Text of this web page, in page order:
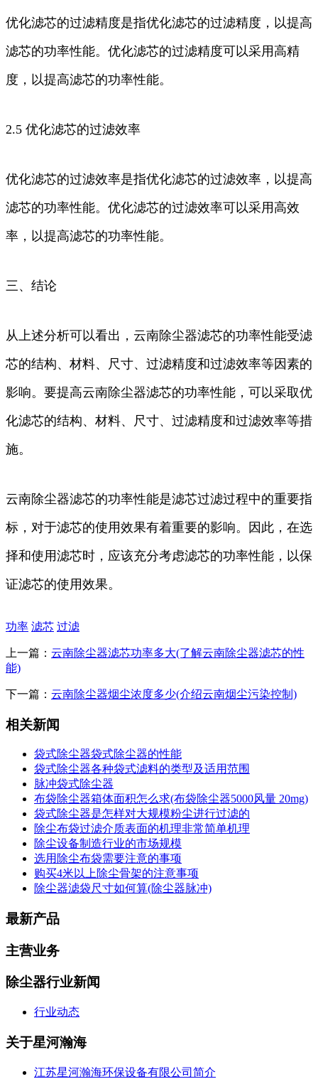
优化滤芯的过滤精度是指优化滤芯的过滤精度，以提高
滤芯的功率性能。优化滤芯的过滤精度可以采用高精
度，以提高滤芯的功率性能。
2.5 优化滤芯的过滤效率
优化滤芯的过滤效率是指优化滤芯的过滤效率，以提高
滤芯的功率性能。优化滤芯的过滤效率可以采用高效
率，以提高滤芯的功率性能。
三、结论
从上述分析可以看出，云南除尘器滤芯的功率性能受滤
芯的结构、材料、尺寸、过滤精度和过滤效率等因素的
影响。要提高云南除尘器滤芯的功率性能，可以采取优
化滤芯的结构、材料、尺寸、过滤精度和过滤效率等措
施。
云南除尘器滤芯的功率性能是滤芯过滤过程中的重要指
标，对于滤芯的使用效果有着重要的影响。因此，在选
择和使用滤芯时，应该充分考虑滤芯的功率性能，以保
证滤芯的使用效果。
功率 滤芯 过滤
上一篇： 云南除尘器滤芯功率多大(了解云南除尘器滤芯的性
能)
下一篇： 云南除尘器烟尘浓度多少(介绍云南烟尘污染控制)
相关新闻
袋式除尘器袋式除尘器的性能
袋式除尘器各种袋式滤料的类型及适用范围
脉冲袋式除尘器
布袋除尘器箱体面积怎么求(布袋除尘器5000风量 20mg)
袋式除尘器是怎样对大规模粉尘进行过滤的
除尘布袋过滤介质表面的机理非常简单机理
除尘设备制造行业的市场规模
选用除尘布袋需要注意的事项
购买4米以上除尘骨架的注意事项
除尘器滤袋尺寸如何算(除尘器脉冲)
最新产品
主营业务
除尘器行业新闻
行业动态
关于星河瀚海
江苏星河瀚海环保设备有限公司简介